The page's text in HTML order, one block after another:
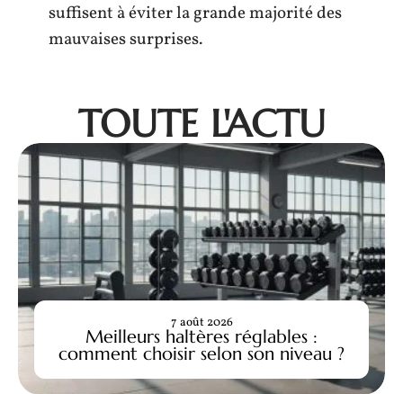
suffisent à éviter la grande majorité des
mauvaises surprises.
TOUTE L'ACTU
Meilleurs haltères réglables :
comment choisir selon son niveau ?
7 août 2026